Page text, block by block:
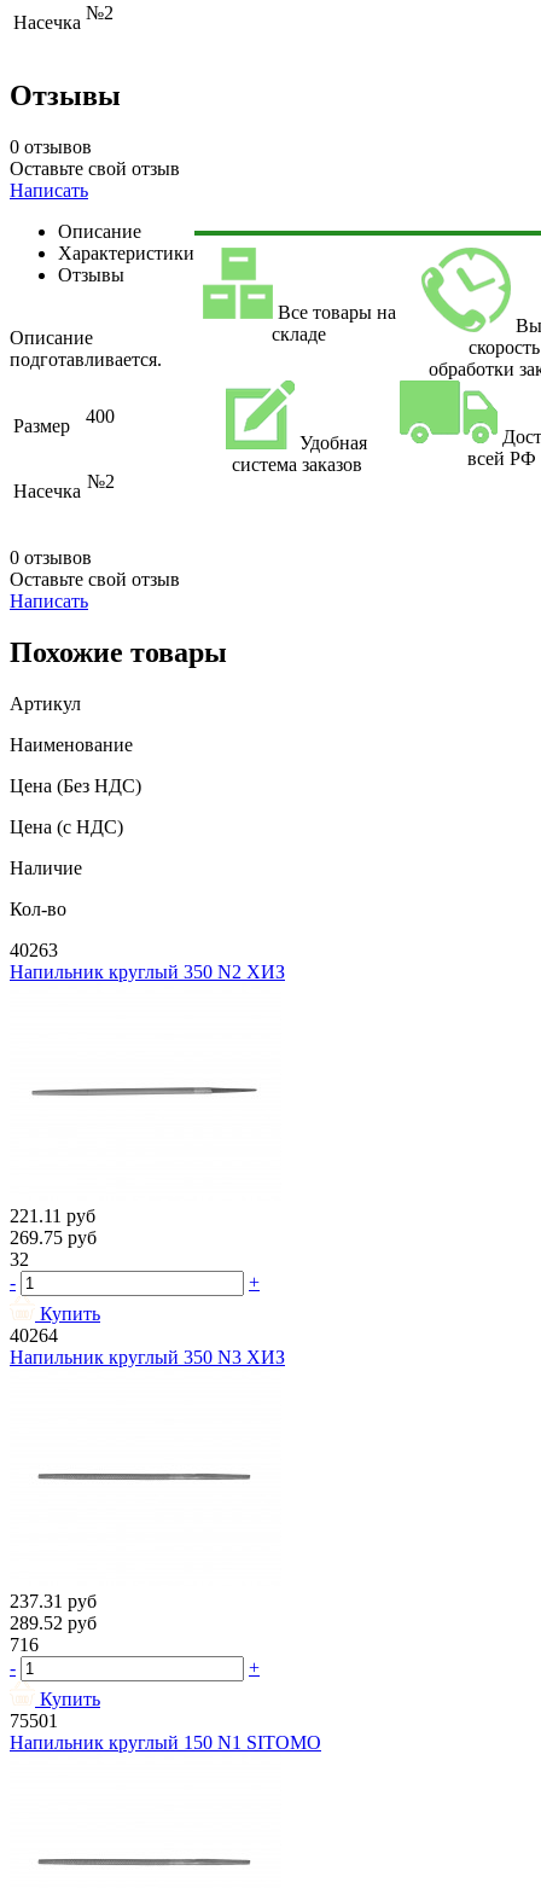
Насечка №2
Отзывы
0 отзывов
Оставьте свой отзыв
Написать
Описание
Характеристики
Отзывы
Описание
подготавливается.
Размер 400
Насечка №2
0 отзывов
Оставьте свой отзыв
Написать
Все товары на
складе
скорость
обработки
Удобная
система заказов
всей РФ
Похожие товары
Артикул
Наименование
Цена (Без НДС)
Цена (с НДС)
Наличие
Кол-во
40263
Напильник круглый 350 N2 ХИЗ
221.11 руб
269.75 руб
32
-
+
Купить
40264
Напильник круглый 350 N3 ХИЗ
237.31 руб
289.52 руб
716
-
+
Купить
75501
Напильник круглый 150 N1 SITOMO